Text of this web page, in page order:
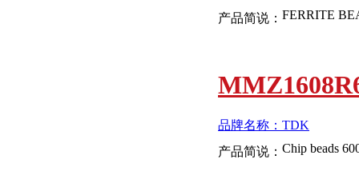
产品简说：
品牌名称：TDK
产品简说： Chip beads